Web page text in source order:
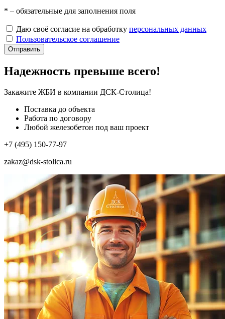
* – обязательные для заполнения поля
Даю своё согласие на обработку персональных данных
Пользовательское соглашение
Отправить
Надежность превыше всего!
Закажите ЖБИ в компании ДСК-Столица!
Поставка до объекта
Работа по договору
Любой железобетон под ваш проект
+7 (495) 150-77-97
zakaz@dsk-stolica.ru